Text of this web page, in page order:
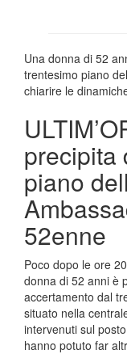
Una donna di 52
trentesimo piano
chiarire le
precipita
piano
52enne
Poco dopo le ore
donna di 52 anni è
accertamento dal
situato nella
intervenuti sul
hanno potuto far